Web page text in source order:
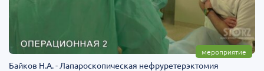
мероприятие
Байков Н.А. - Лапароскопическая нефруретерэктомия